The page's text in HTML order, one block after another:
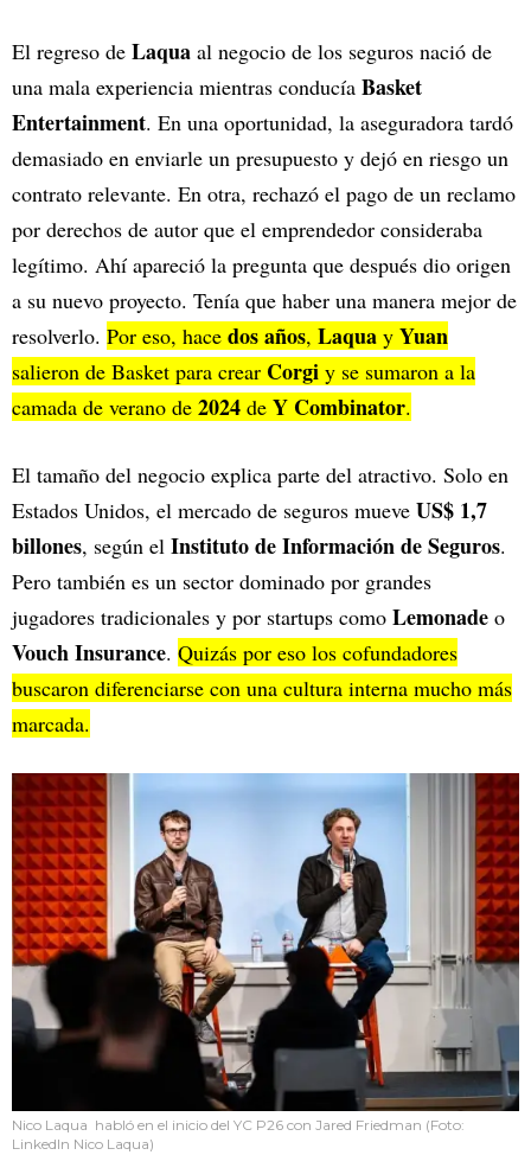
El regreso de Laqua al negocio de los seguros nació de
una mala experiencia mientras conducía Basket
Entertainment. En una oportunidad, la aseguradora tardó
demasiado en enviarle un presupuesto y dejó en riesgo un
contrato relevante. En otra, rechazó el pago de un reclamo
por derechos de autor que el emprendedor consideraba
legítimo. Ahí apareció la pregunta que después dio origen
a su nuevo proyecto. Tenía que haber una manera mejor de
resolverlo. Por eso, hace dos años, Laqua y Yuan
salieron de Basket para crear Corgi y se sumaron a la
camada de verano de 2024 de Y Combinator.
El tamaño del negocio explica parte del atractivo. Solo en
Estados Unidos, el mercado de seguros mueve US$ 1,7
billones, según el Instituto de Información de Seguros.
Pero también es un sector dominado por grandes
jugadores tradicionales y por startups como Lemonade o
Vouch Insurance. Quizás por eso los cofundadores
buscaron diferenciarse con una cultura interna mucho más
marcada.
Nico Laqua habló en el inicio del YC P26 con Jared Friedman (Foto:
LinkedIn Nico Laqua)